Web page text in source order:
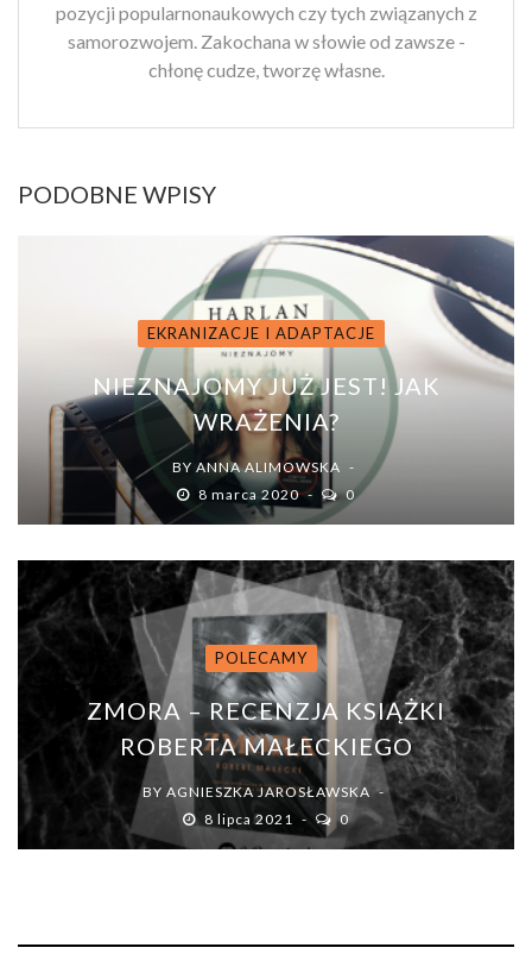
pozycji popularnonaukowych czy tych związanych z
samorozwojem. Zakochana w słowie od zawsze -
chłonę cudze, tworzę własne.
PODOBNE WPISY
EKRANIZACJE I ADAPTACJE
NIEZNAJOMY JUŻ JEST! JAK
WRAŻENIA?
BY ANNA ALIMOWSKA
8 marca 2020
0
POLECAMY
ZMORA – RECENZJA KSIĄŻKI
ROBERTA MAŁECKIEGO
BY AGNIESZKA JAROSŁAWSKA
8 lipca 2021
0